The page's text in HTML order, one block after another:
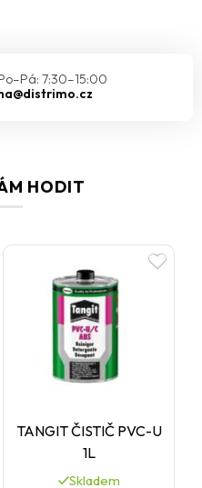
7:30–15:00
HODIT
TANGIT ČISTIČ PVC-U
1L
Skladem